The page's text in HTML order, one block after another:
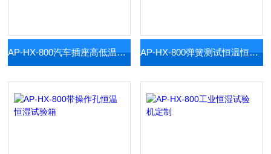
AP-HX-800汽车插座高低温试验箱 AP-HX-800弹簧测试恒温恒湿试验箱